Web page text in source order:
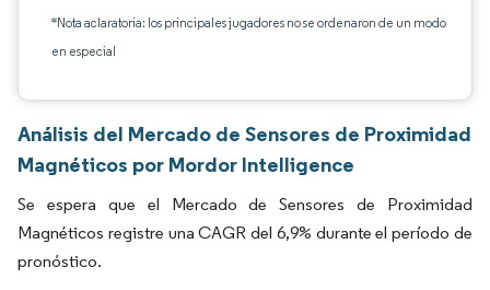
*Nota aclaratoria: los principales jugadores no se ordenaron de un modo
en especial
Análisis del Mercado de Sensores de Proximidad
Magnéticos por Mordor Intelligence
Se espera que el Mercado de Sensores de Proximidad
Magnéticos registre una CAGR del 6,9% durante el período de
pronóstico.